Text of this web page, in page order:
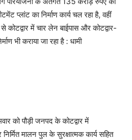
प्लांट का निर्माण कार्य चल रहा है, वहीं
में चार लेन बाईपास और कोटद्वार-
भी कराया जा रहा है : धामी
को पौड़ी जनपद के कोटद्वार में
मालन पुल के सुरक्षात्मक कार्य सहित